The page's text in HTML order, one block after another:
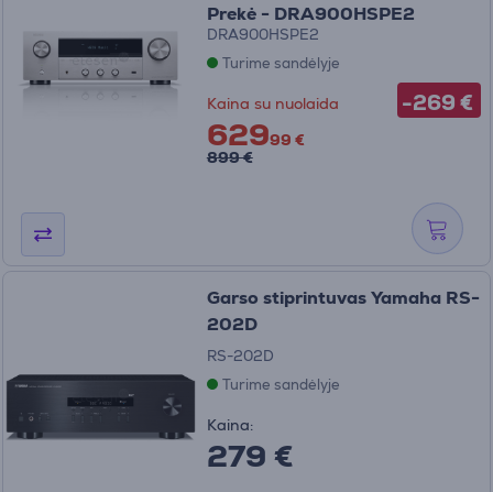
-269 €
Prekė - DRA900HSPE2
DRA900HSPE2
Turime sandėlyje
Kaina su nuolaida
62999 €
899 €
Garso stiprintuvas Yamaha RS-
202D
RS-202D
Turime sandėlyje
Kaina:
279 €